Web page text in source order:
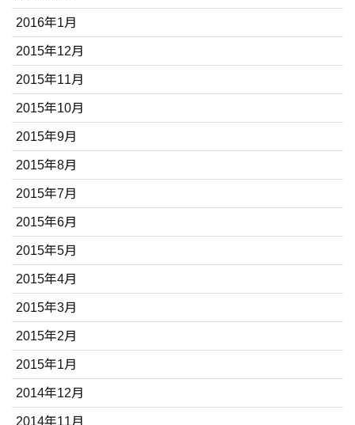
2016年1月
2015年12月
2015年11月
2015年10月
2015年9月
2015年8月
2015年7月
2015年6月
2015年5月
2015年4月
2015年3月
2015年2月
2015年1月
2014年12月
2014年11月